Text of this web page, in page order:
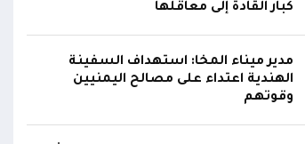
اليمنية للغاز: أعمال الصيانة أوشكت على
وإمدادات الغاز ستعود تدريجياً لتغطية
كافة المحافظات
كبار القادة إلى معاقلها
مدير ميناء المخا: استهداف السفينة
الهندية اعتداء على مصالح اليمنيين
وقوتهم